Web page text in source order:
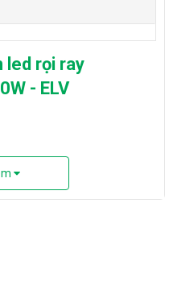
led rọi ray
- ELV